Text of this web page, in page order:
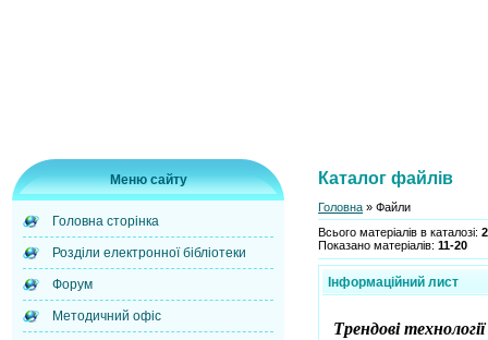
Меню сайту
Головна сторінка
Розділи електронної бібліотеки
Форум
Методичний офіс
Каталог файлів
Головна » Файли
Всього матеріалів в каталозі:
Показано матеріалів: 11-20
Інформаційний лист
Трендові